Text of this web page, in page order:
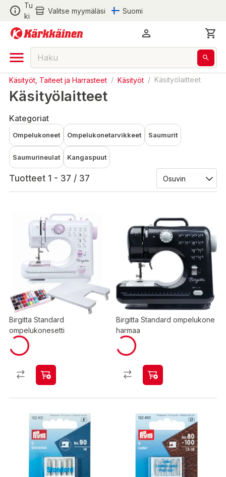
Tu
ki
Valitse myymäläsi Suomi
Käsityöt, Taiteet ja Harrasteet / Käsityöt / Käsityölaitteet
Käsityölaitteet
Kategoriat
Ompelukoneet Ompelukonetarvikkeet Saumurit
Saumurineulat Kangaspuut
Tuotteet 1 - 37 / 37
Birgitta Standard
ompelukonesetti
Birgitta Standard ompelukone
harmaa